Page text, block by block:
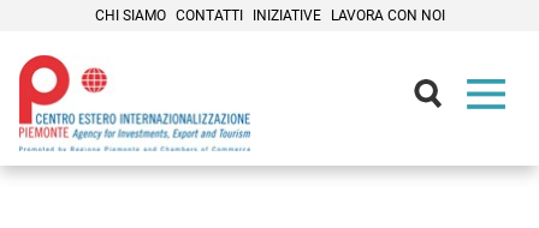
CHI SIAMO CONTATTI INIZIATIVE LAVORA CON NOI